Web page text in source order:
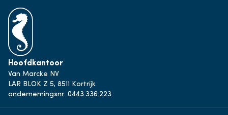
Hoofdkantoor
Van Marcke NV
LAR BLOK Z 5, 8511 Kortrijk
ondernemingsnr: 0443.336.223